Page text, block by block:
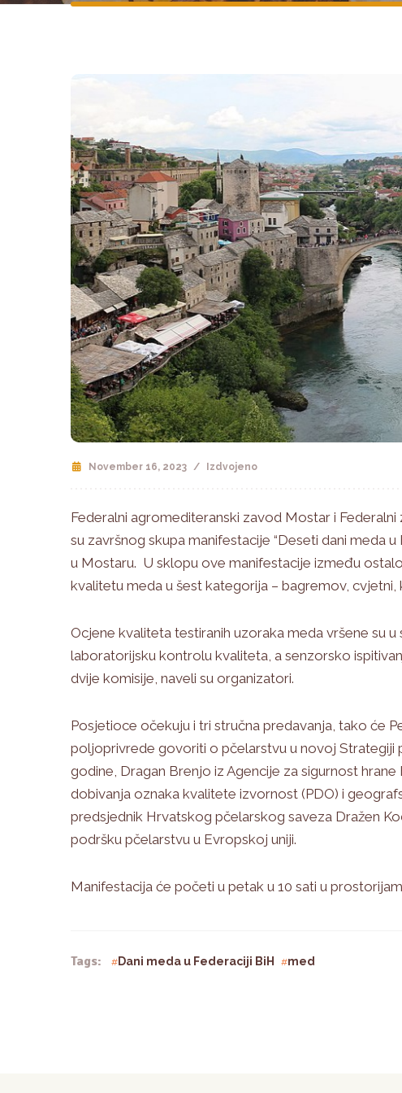
November 16, 2023 / Izdvojeno
Federalni agromediteranski zavod Mostar i
su završnog skupa manifestacije “Deseti dani meda
u Mostaru. U sklopu ove manifestacije između
kvalitetu meda u šest kategorija – bagremov,
Ocjene kvaliteta testiranih uzoraka meda vršene su u
laboratorijsku kontrolu kvaliteta, a senzorsko
dvije komisije, naveli su organizatori.
Posjetioce očekuju i tri stručna predavanja, tako će
poljoprivrede govoriti o pčelarstvu u novoj Strategiji
godine, Dragan Brenjo iz Agencije za sigurnost
dobivanja oznaka kvalitete izvornost (PDO) i
predsjednik Hrvatskog pčelarskog saveza Dražen
podršku pčelarstvu u Evropskoj uniji.
Manifestacija će početi u petak u 10 sati u
Tags: Dani meda u Federaciji BiH med